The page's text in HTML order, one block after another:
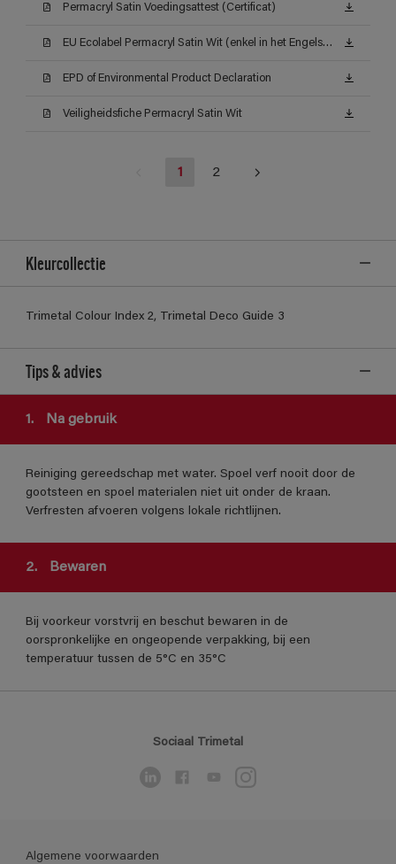
Permacryl Satin Voedingsattest (Certificat)
EU Ecolabel Permacryl Satin Wit (enkel in het Engels beschikbaar)
EPD of Environmental Product Declaration
Veiligheidsfiche Permacryl Satin Wit
1 2
Kleurcollectie
Trimetal Colour Index 2, Trimetal Deco Guide 3
Tips & advies
1. Na gebruik
Reiniging gereedschap met water. Spoel verf nooit door de
gootsteen en spoel materialen niet uit onder de kraan.
Verfresten afvoeren volgens lokale richtlijnen.
2. Bewaren
Bij voorkeur vorstvrij en beschut bewaren in de
oorspronkelijke en ongeopende verpakking, bij een
temperatuur tussen de 5°C en 35°C
Sociaal Trimetal
Algemene voorwaarden